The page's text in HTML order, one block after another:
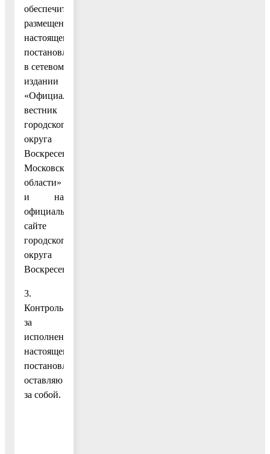
обеспечить
размещение
настоящего
постановления
в сетевом
издании
«Официальный
вестник
городского
округа
Воскресенск
Московской
области»
и на
официальном
сайте
городского
округа
Воскресенск.
3.
Контроль
за
исполнением
настоящего
постановления
оставляю
за собой.